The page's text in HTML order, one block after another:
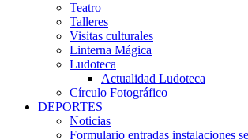
Teatro
Talleres
Visitas culturales
Linterna Mágica
Ludoteca
Actualidad Ludoteca
Círculo Fotográfico
DEPORTES
Noticias
Formulario entradas instalaciones